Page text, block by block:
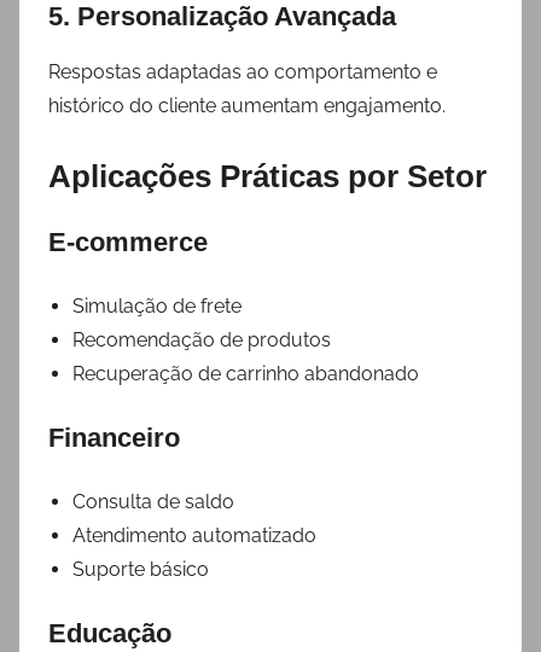
5. Personalização Avançada
Respostas adaptadas ao comportamento e
histórico do cliente aumentam engajamento.
Aplicações Práticas por Setor
E-commerce
Simulação de frete
Recomendação de produtos
Recuperação de carrinho abandonado
Financeiro
Consulta de saldo
Atendimento automatizado
Suporte básico
Educação